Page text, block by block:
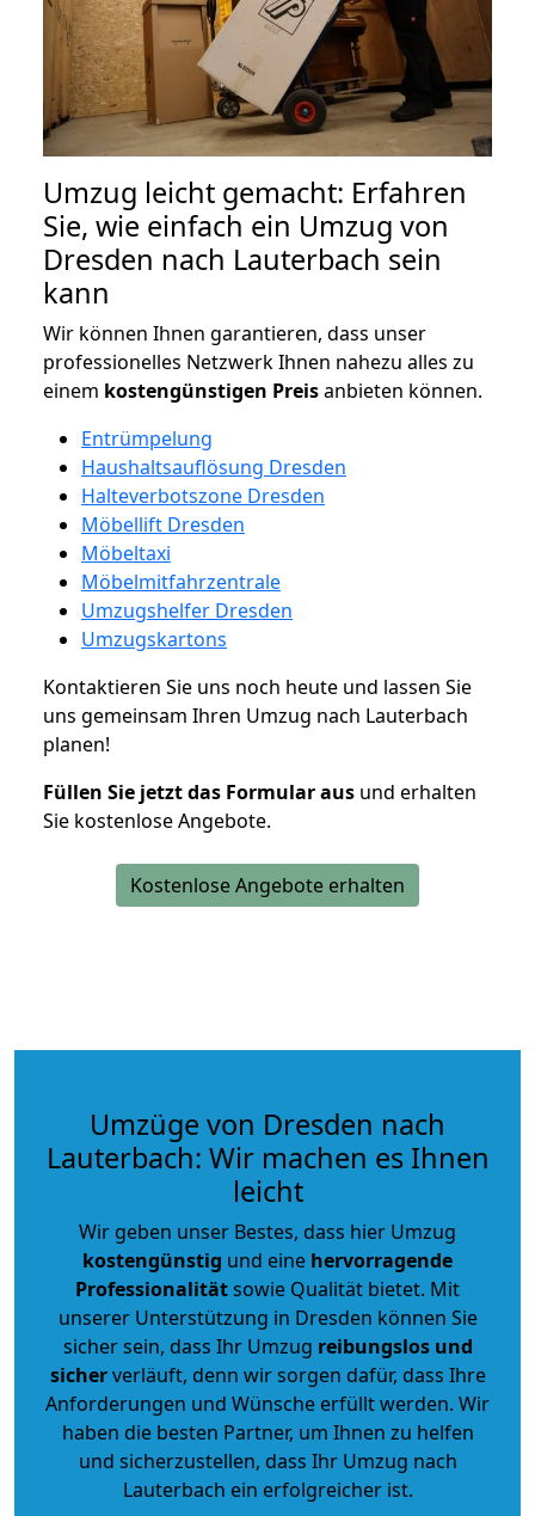
Umzug leicht gemacht: Erfahren
Sie, wie einfach ein Umzug von
Dresden nach Lauterbach sein
kann
Wir können Ihnen garantieren, dass unser
professionelles Netzwerk Ihnen nahezu alles zu
einem kostengünstigen Preisanbieten können.
Entrümpelung
Haushaltsauflösung Dresden
Halteverbotszone Dresden
Möbellift Dresden
Möbeltaxi
Möbelmitfahrzentrale
Umzugshelfer Dresden
Umzugskartons
Kontaktieren Sie uns noch heute und lassen Sie
uns gemeinsam Ihren Umzug nach Lauterbach
planen!
Füllen Sie jetzt das Formular aus und erhalten
Sie kostenlose Angebote.
Kostenlose Angebote erhalten
Umzüge von Dresden nach
Lauterbach: Wir machen es Ihnen
leicht
Wir geben unser Bestes, dass hier Umzug
kostengünstig und eine hervorragende
Professionalitätsowie Qualität bietet. Mit
unserer Unterstützung in Dresden können Sie
sicher sein, dass Ihr Umzug reibungslos und
sicherverläuft, denn wir sorgen dafür, dass Ihre
Anforderungen und Wünsche erfüllt werden. Wir
haben die besten Partner, um Ihnen zu helfen
und sicherzustellen, dass Ihr Umzug nach
Lauterbach ein erfolgreicher ist.